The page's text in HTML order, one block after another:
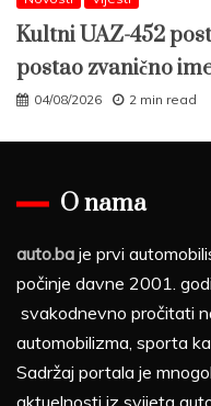
Kultni UAZ-452
postao zvanično
04/08/2026 2 min read
O nama
auto.ba je prvi
počinje davne 2001.
svakodnevno pročitati
automobilizma, sporta
Sadržaj portala je
aktuelnosti iz svijeta